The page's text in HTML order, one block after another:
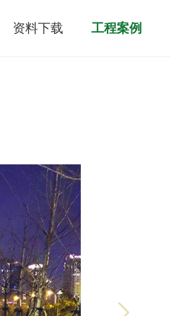
资料下载 工程案例